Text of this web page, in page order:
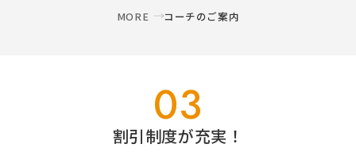
MORE コーチのご案内
03
割引制度が充実！